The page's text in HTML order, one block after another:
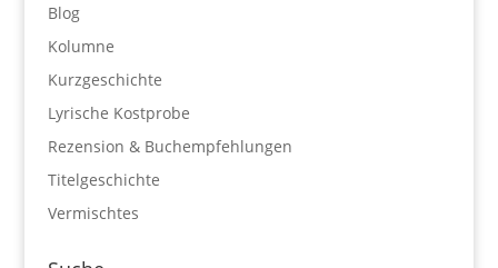
Blog
Kolumne
Kurzgeschichte
Lyrische Kostprobe
Rezension & Buchempfehlungen
Titelgeschichte
Vermischtes